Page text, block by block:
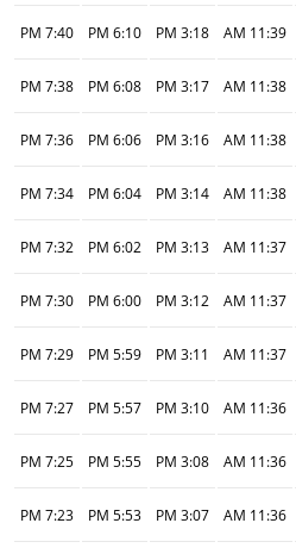
11:39 AM
3:18 PM
6:10 PM
7:40 PM
11:38 AM
3:17 PM
6:08 PM
7:38 PM
11:38 AM
3:16 PM
6:06 PM
7:36 PM
11:38 AM
3:14 PM
6:04 PM
7:34 PM
11:37 AM
3:13 PM
6:02 PM
7:32 PM
11:37 AM
3:12 PM
6:00 PM
7:30 PM
11:37 AM
3:11 PM
5:59 PM
7:29 PM
11:36 AM
3:10 PM
5:57 PM
7:27 PM
11:36 AM
3:08 PM
5:55 PM
7:25 PM
11:36 AM
3:07 PM
5:53 PM
7:23 PM